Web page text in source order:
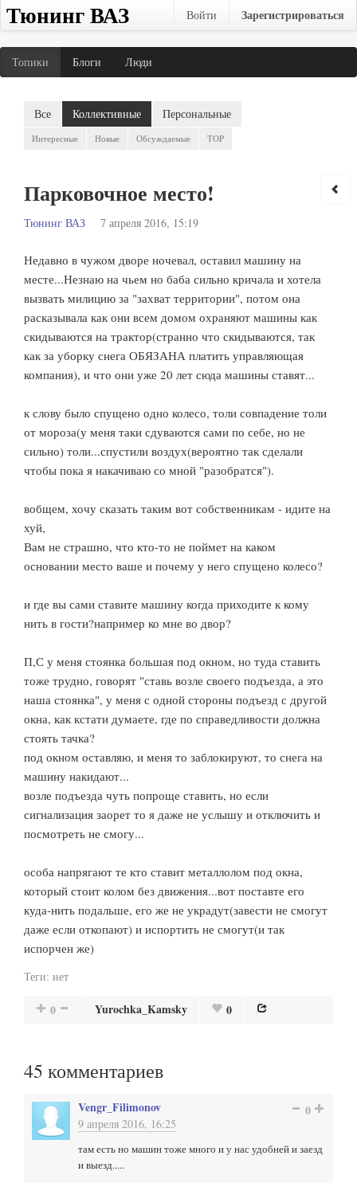
Тюнинг ВАЗ Войти Зарегистрироваться
Топики Блоги Люди
Все Коллективные Персональные
Интересные Новые Обсуждаемые TOP
Парковочное место!
Тюнинг ВАЗ 7 апреля 2016, 15:19
Недавно в чужом дворе ночевал, оставил машину на
месте...Незнаю на чьем но баба сильно кричала и хотела
вызвать милицию за "захват территории", потом она
расказывала как они всем домом охраняют машины как
скидываются на трактор(странно что скидываются, так
как за уборку снега ОБЯЗАНА платить управляющая
компания), и что они уже 20 лет сюда машины ставят...
к слову было спущено одно колесо, толи совпадение толи
от мороза(у меня таки сдуваются сами по себе, но не
сильно) толи...спустили воздух(вероятно так сделали
чтобы пока я накачиваю со мной "разобратся").
вобщем, хочу сказать таким вот собственникам - идите на
хуй,
Вам не страшно, что кто-то не поймет на каком
основании место ваше и почему у него спущено колесо?
и где вы сами ставите машину когда приходите к кому
нить в гости?например ко мне во двор?
П,С у меня стоянка большая под окном, но туда ставить
тоже трудно, говорят "ставь возле своего подъезда, а это
наша стоянка", у меня с одной стороны подъезд с другой
окна, как кстати думаете, где по справедливости должна
стоять тачка?
под окном оставляю, и меня то заблокируют, то снега на
машину накидают...
возле подъезда чуть попроще ставить, но если
сигнализация заорет то я даже не услышу и отключить и
посмотреть не смогу...
особа напрягают те кто ставит металлолом под окна,
который стоит колом без движения...вот поставте его
куда-нить подальше, его же не украдут(завести не смогут
даже если откопают) и испортить не смогут(и так
испорчен же)
Теги: нет
0 Yurochka_Kamsky 0
45 комментариев
Vengr_Filimonov
9 апреля 2016, 16:25
0
там есть но машин тоже много и у нас удобней и заезд
и выезд.....